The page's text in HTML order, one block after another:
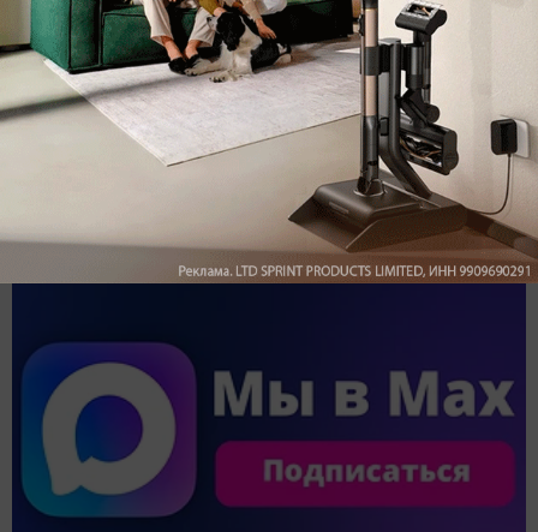
Обзор вертикального пылесоса Dreame Z40 AquaCycle